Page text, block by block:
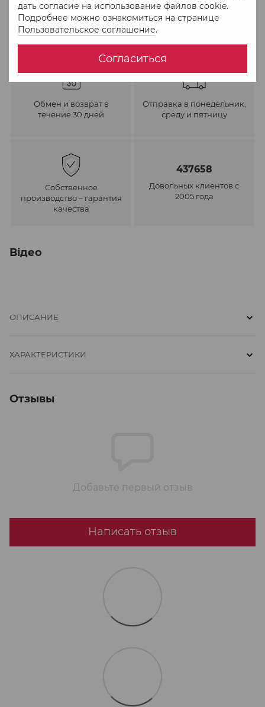
дать согласие на использование файлов cookie.
Подробнее можно ознакомиться на странице
Пользовательское соглашение.
Согласиться
Обмен и возврат в
течение 30 дней
Отправка в понедельник,
среду и пятницу
Собственное
производство – гарантия
качества
437658
Довольных клиентов с
2005 года
Відео
ОПИСАНИЕ
ХАРАКТЕРИСТИКИ
Отзывы
Добавьте первый отзыв
Написать отзыв